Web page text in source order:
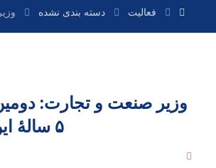
فعالیت دسته بندی نشده
وزیر صنعت و تجارت:
۵ سالۀ این وزارت باید در زمان معین تکمیل گردد